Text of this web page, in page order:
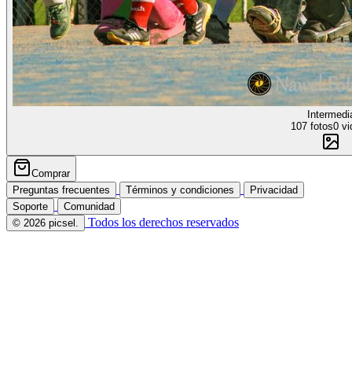
107 fotos0
Comprar
Preguntas frecuentes
Términos y condiciones
Privacidad
Soporte
Comunidad
© 2026 picsel.
Todos los derechos reservados